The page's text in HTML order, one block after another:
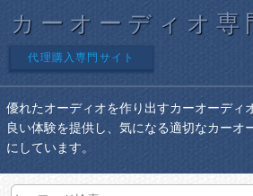
カーオーディオ専
代理購入専門サイト
優れたオーディオを作り出すカーオーディ
良い体験を提供し、気になる適切なカーオ
にしています。